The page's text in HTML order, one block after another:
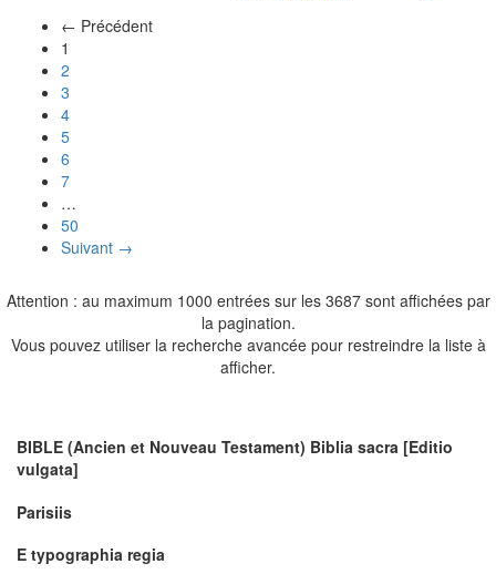
← Précédent
1
2
3
4
5
6
7
…
50
Suivant →
Attention : au maximum 1000 entrées sur les 3687 sont affichées par
la pagination.
Vous pouvez utiliser la recherche avancée pour restreindre la liste à
afficher.
BIBLE (Ancien et Nouveau Testament) Biblia sacra [Editio
vulgata]
Parisiis
E typographia regia